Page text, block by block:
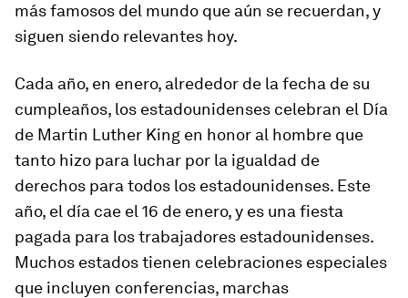
más famosos del mundo que aún se recuerdan, y
siguen siendo relevantes hoy.
Cada año, en enero, alrededor de la fecha de su
cumpleaños, los estadounidenses celebran el Día
de Martin Luther King en honor al hombre que
tanto hizo para luchar por la igualdad de
derechos para todos los estadounidenses. Este
año, el día cae el 16 de enero, y es una fiesta
pagada para los trabajadores estadounidenses.
Muchos estados tienen celebraciones especiales
que incluyen conferencias, marchas